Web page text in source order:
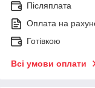
Післяплата
Оплата на
Готівкою
Всі умови оплати